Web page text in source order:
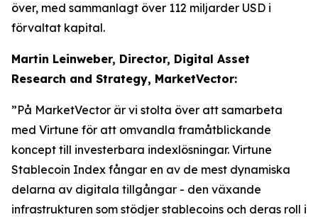
över, med sammanlagt över 112 miljarder USD i
förvaltat kapital.
Martin Leinweber, Director, Digital Asset
Research and Strategy, MarketVector:
”På MarketVector är vi stolta över att samarbeta
med Virtune för att omvandla framåtblickande
koncept till investerbara indexlösningar. Virtune
Stablecoin Index fångar en av de mest dynamiska
delarna av digitala tillgångar - den växande
infrastrukturen som stödjer stablecoins och deras roll i